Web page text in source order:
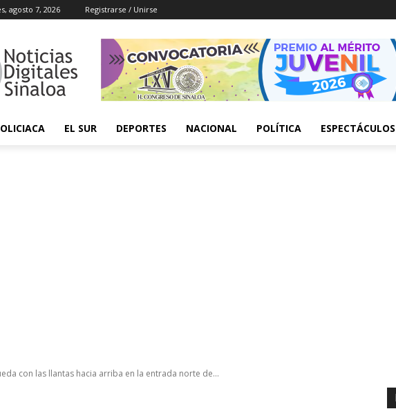
agosto 7, 2026 Registrarse / Unirse
EL SUR DEPORTES NACIONAL POLÍTICA ESPECTÁCULOS
con las llantas hacia arriba en la entrada norte de...